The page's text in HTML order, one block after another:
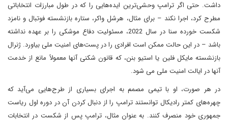
داشت. حتی اگر ترامپ وحشی‌ترین ایده‌هایی را که در طول مبارزات انتخاباتی
مطرح کرد، اجرا نکند – برای مثال، هرشل واکر، ستاره بازنشسته فوتبال و نامزد
شکست خورده سنا در سال 2022، مسئولیت دفاع موشکی را بر عهده نداشته
باشد – در این حالت ممکن است افرادی را در پست‌های امنیت ملی بیاورد. ژنرال
بازنشسته مایکل فلین یا استیو بنن، که قانون شکنی آنها معمولاً مانع از خدمت
آنها در ایالت امنیت ملی می شود.
در هر صورت، او با تیمی مصمم به اجرای بسیاری از طرح‌هایی می‌آید که
چهره‌های کمتر رادیکال توانستند ترامپ را از دنبال کردن آن در دوره اول ریاست
جمهوری خود منصرف کنند. به عنوان مثال، ترامپ پس از شکست در انتخابات